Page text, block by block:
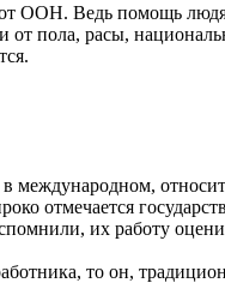
ООН. Ведь помощь
пола, расы,
международном,
отмечается
их работу
то он,